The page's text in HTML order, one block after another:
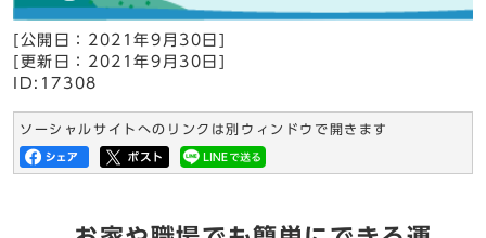
[公開日： 2021年9月30日
[更新日： 2021年9月30日
ID:17308
ソーシャルサイトへのリンクは別ウィンドウで開きます